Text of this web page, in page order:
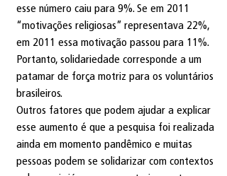
esse número caiu para 9%. Se em 2011
“motivações religiosas” representava 22%,
em 2011 essa motivação passou para 11%.
Portanto, solidariedade corresponde a um
patamar de força motriz para os voluntários
brasileiros.
Outros fatores que podem ajudar a explicar
esse aumento é que a pesquisa foi realizada
ainda em momento pandêmico e muitas
pessoas podem se solidarizar com contextos